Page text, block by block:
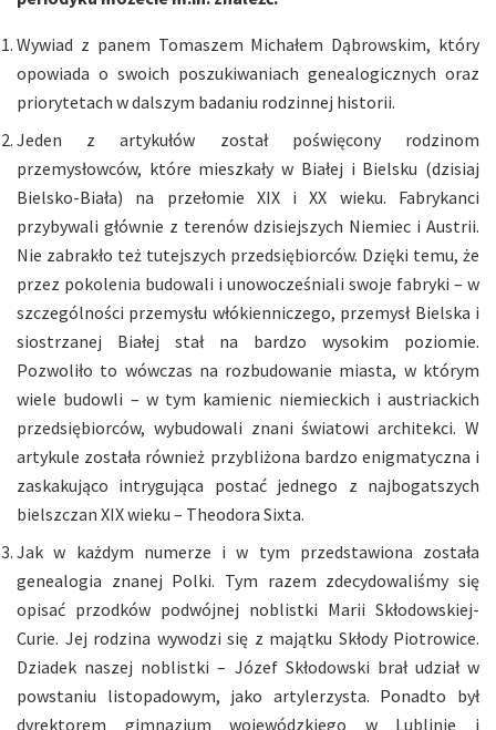
Wywiad z panem Tomaszem Michałem Dąbrowskim, który
opowiada o swoich poszukiwaniach genealogicznych oraz
priorytetach w dalszym badaniu rodzinnej historii.
Jeden z artykułów został poświęcony rodzinom
przemysłowców, które mieszkały w Białej i Bielsku (dzisiaj
Bielsko-Biała) na przełomie XIX i XX wieku. Fabrykanci
przybywali głównie z terenów dzisiejszych Niemiec i Austrii.
Nie zabrakło też tutejszych przedsiębiorców. Dzięki temu, że
przez pokolenia budowali i unowocześniali swoje fabryki – w
szczególności przemysłu włókienniczego, przemysł Bielska i
siostrzanej Białej stał na bardzo wysokim poziomie.
Pozwoliło to wówczas na rozbudowanie miasta, w którym
wiele budowli – w tym kamienic niemieckich i austriackich
przedsiębiorców, wybudowali znani światowi architekci. W
artykule została również przybliżona bardzo enigmatyczna i
zaskakująco intrygująca postać jednego z najbogatszych
bielszczan XIX wieku – Theodora Sixta.
Jak w każdym numerze i w tym przedstawiona została
genealogia znanej Polki. Tym razem zdecydowaliśmy się
opisać przodków podwójnej noblistki Marii Skłodowskiej-
Curie. Jej rodzina wywodzi się z majątku Skłody Piotrowice.
Dziadek naszej noblistki – Józef Skłodowski brał udział w
powstaniu listopadowym, jako artylerzysta. Ponadto był
dyrektorem gimnazjum wojewódzkiego w Lublinie i